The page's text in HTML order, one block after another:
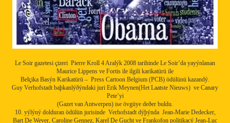
Le Soir gazetesi çizeri Pierre Kroll 4 Aralýk 2008 tarihinde Le Soir’da yayýnlanan
Maurice Lippens ve Fortis ile ilgili karikatürü ile
Belçika Basýn Karikatürü – Press Cartoon Belgium (PCB) ödülünü kazandý.
Guy Verhofstadt baþkanlýðýndaki juri Erik Meynen(Het Laatste Nieuws) ve Canary
Pete’yi
(Gazet van Antwerpen) ise övgüye deðer buldu.
10. yýlýný dolduran ödülün jurisinde Verhofstadt dýþýnda Jean-Marie Dedecker,
Bart De Wever, Caroline Gennez, Karel De Gucht ve Frankofon politikacý Jean-Luc